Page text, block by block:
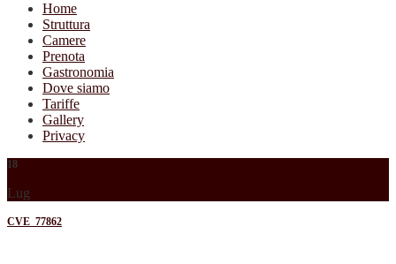
Home
Struttura
Camere
Prenota
Gastronomia
Dove siamo
Tariffe
Gallery
Privacy
18
Lug
CVE_77862